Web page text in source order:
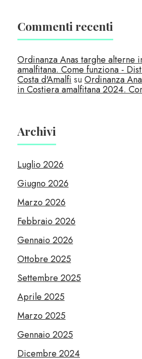
Commenti recenti
Ordinanza Anas targhe alterne
amalfitana. Come funziona -
Costa d'AmalfisuOrdinanza
in Costiera amalfitana 2024.
Archivi
Luglio 2026
Giugno 2026
Marzo 2026
Febbraio 2026
Gennaio 2026
Ottobre 2025
Settembre 2025
Aprile 2025
Marzo 2025
Gennaio 2025
Dicembre 2024